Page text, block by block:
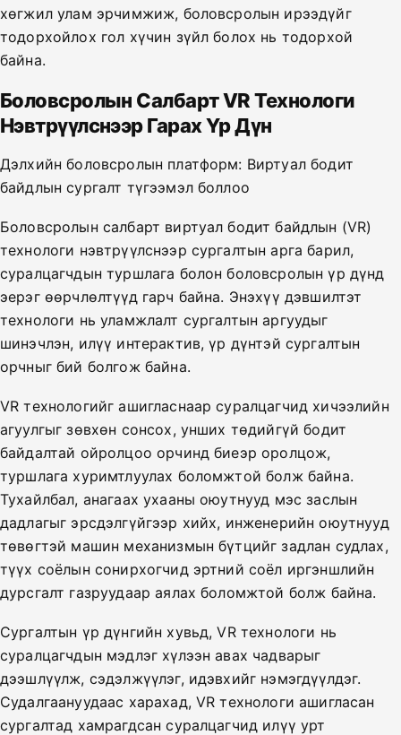
хөгжил улам эрчимжиж, боловсролын ирээдүйг
тодорхойлох гол хүчин зүйл болох нь тодорхой
байна.
Боловсролын Салбарт VR Технологи
Нэвтрүүлснээр Гарах Үр Дүн
Дэлхийн боловсролын платформ: Виртуал бодит
байдлын сургалт түгээмэл боллоо
Боловсролын салбарт виртуал бодит байдлын (VR)
технологи нэвтрүүлснээр сургалтын арга барил,
суралцагчдын туршлага болон боловсролын үр дүнд
эерэг өөрчлөлтүүд гарч байна. Энэхүү дэвшилтэт
технологи нь уламжлалт сургалтын аргуудыг
шинэчлэн, илүү интерактив, үр дүнтэй сургалтын
орчныг бий болгож байна.
VR технологийг ашигласнаар суралцагчид хичээлийн
агуулгыг зөвхөн сонсох, унших төдийгүй бодит
байдалтай ойролцоо орчинд биеэр оролцож,
туршлага хуримтлуулах боломжтой болж байна.
Тухайлбал, анагаах ухааны оюутнууд мэс заслын
дадлагыг эрсдэлгүйгээр хийх, инженерийн оюутнууд
төвөгтэй машин механизмын бүтцийг задлан судлах,
түүх соёлын сонирхогчид эртний соёл иргэншлийн
дурсгалт газруудаар аялах боломжтой болж байна.
Сургалтын үр дүнгийн хувьд, VR технологи нь
суралцагчдын мэдлэг хүлээн авах чадварыг
дээшлүүлж, сэдэлжүүлэг, идэвхийг нэмэгдүүлдэг.
Судалгаануудаас харахад, VR технологи ашигласан
сургалтад хамрагдсан суралцагчид илүү урт